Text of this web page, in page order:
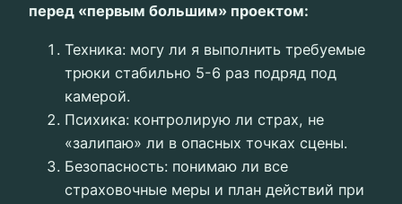
перед «первым большим» проектом:
Техника: могу ли я выполнить требуемые
трюки стабильно 5-6 раз подряд под
камерой.
Психика: контролирую ли страх, не
«залипаю» ли в опасных точках сцены.
Безопасность: понимаю ли все
страховочные меры и план действий при